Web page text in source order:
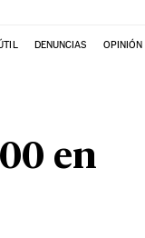
DENUNCIAS OPINIÓN
en